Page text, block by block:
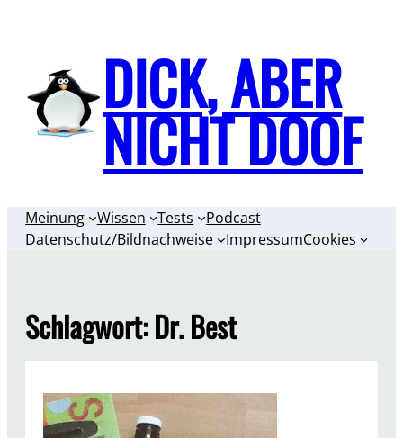
springen
DICK, ABER
NICHT DOOF
Meinung Wissen Tests
Podcast
Datenschutz/Bildnachweise
ImpressumCookies
Schlagwort:Dr. Best